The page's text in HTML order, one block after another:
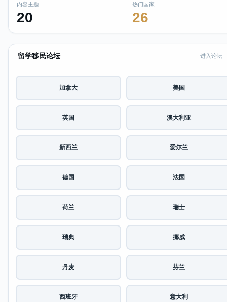
内容主题
20
热门国家
26
留学移民论坛 进入论坛
加拿大 美国
英国 澳大利亚
新西兰 爱尔兰
德国 法国
荷兰 瑞士
瑞典 挪威
丹麦 芬兰
西班牙 意大利